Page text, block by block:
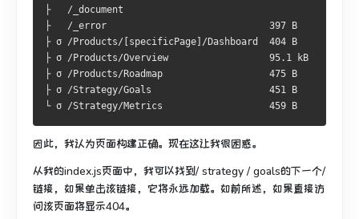
├   /_document
├   /_error                             397 B        0
├ σ /Products/[specificPage]/Dashboard  404 B
├ σ /Products/Overview                  95.1 kB      9
├ σ /Products/Roadmap                   475 B        4
├ σ /Strategy/Goals                     451 B        4
└ σ /Strategy/Metrics                   459 B        4
因此，我认为页面构建正确。 现在这让我很困惑。
从我的index.js页面中，我可以找到/ strategy / goals的下一个/
链接，如果单击该链接，它将永远加载。 如前所述，如果直接访
问该页面将显示404。